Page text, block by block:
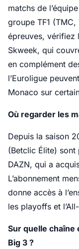
matchs de
groupe TF1
épreuves, vérifiez
Skweek, qui
en complément
l’Euroligue
Monaco sur
Où regarder les
Depuis la saison
(Betclic Élite)
DAZN, qui a
L’abonnement
donne accès à
les playoffs et
Sur quelle chaîne
Big 3 ?